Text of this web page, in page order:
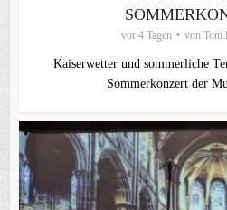
vor 4 Tagen von Toni
Kaiserwetter und sommerliche
Sommerkonzert der